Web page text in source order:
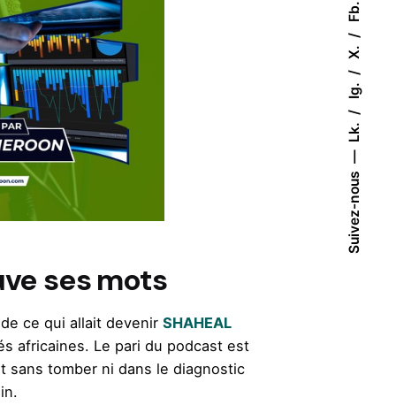
Suivez-nous
Lk.
Ig.
X.
Fb.
ses mots
ce qui allait devenir SHAHEAL
africaines. Le pari du podcast est
sans tomber ni dans le diagnostic